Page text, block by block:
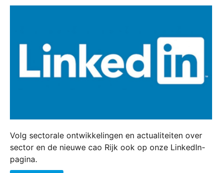
Volg sectorale ontwikkelingen en actualiteiten over
sector en de nieuwe cao Rijk ook op onze LinkedIn-
pagina.